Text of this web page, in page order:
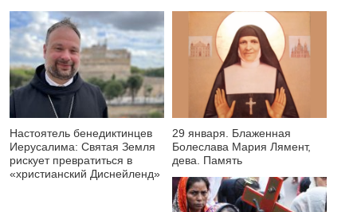
Настоятель бенедиктинцев
Иерусалима: Святая Земля
рискует превратиться в
«христианский Диснейленд»
29 января. Блаженная
Болеслава Мария Лямент,
дева. Память